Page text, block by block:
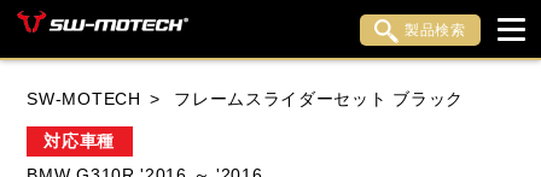
製品検索
SW-MOTECH フレームスライダーセット ブラック
対応車種